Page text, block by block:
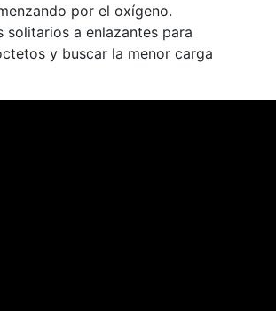
por el oxígeno.
solitarios a enlazantes para
y buscar la menor carga